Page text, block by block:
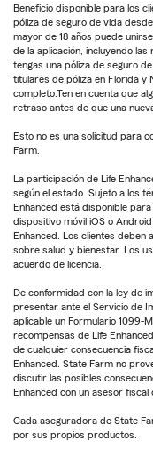
Beneficio disponible para los
póliza de seguro de vida
mayor de 18 años puede
de la aplicación, incluyendo
tengas una póliza de seguro
titulares de póliza en Florida y
completo.Ten en cuenta que
retraso antes de que una
Esto no es una solicitud para
Farm.
La participación de Life
según el estado. Sujeto a los
Enhanced está disponible
dispositivo móvil iOS o
Enhanced. Los clientes
sobre salud y bienestar. Los
acuerdo de licencia.
De conformidad con la ley de
presentar ante el Servicio de
aplicable un Formulario 1099-
recompensas de Life
de cualquier consecuencia
Enhanced. State Farm no
discutir las posibles
Enhanced con un asesor fiscal
Cada aseguradora de State
por sus propios productos.